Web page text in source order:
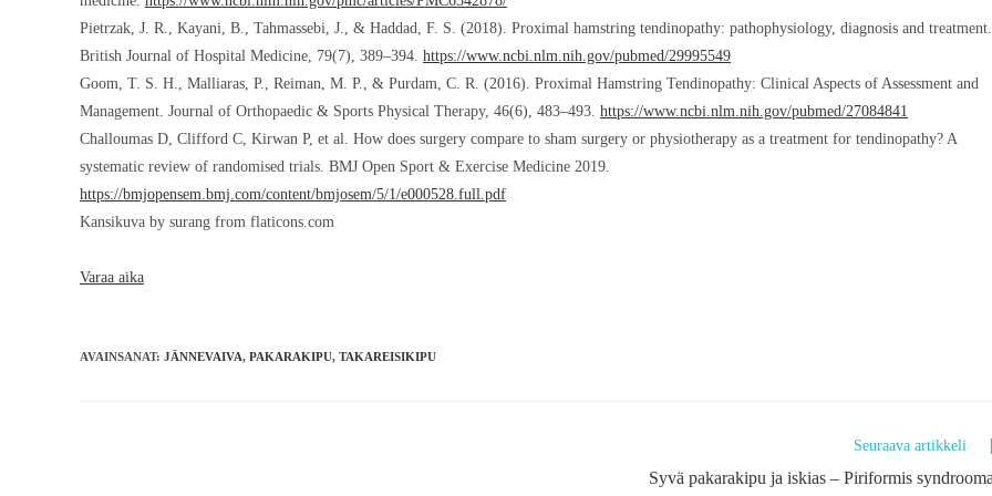
Pietrzak, J. R., Kayani, B., Tahmassebi, J., & Haddad, F. S. (2018). Proximal hamstring tendinopathy: pathophysiology, diagnosis and treatment.
British Journal of Hospital Medicine, 79(7), 389–394. https://www.ncbi.nlm.nih.gov/pubmed/29995549
Goom, T. S. H., Malliaras, P., Reiman, M. P., & Purdam, C. R. (2016). Proximal Hamstring Tendinopathy: Clinical Aspects of Assessment and
Management. Journal of Orthopaedic & Sports Physical Therapy, 46(6), 483–493. https://www.ncbi.nlm.nih.gov/pubmed/27084841
Challoumas D, Clifford C, Kirwan P, et al. How does surgery compare to sham surgery or physiotherapy as a treatment for tendinopathy? A
systematic review of randomised trials. BMJ Open Sport & Exercise Medicine 2019.
https://bmjopensem.bmj.com/content/bmjosem/5/1/e000528.full.pdf
Kansikuva by surang from flaticons.com
Varaa aika
AVAINSANAT: JÄNNEVAIVA, PAKARAKIPU, TAKAREISIKIPU
Seuraava artikkeli
Syvä pakarakipu ja iskias – Piriformis